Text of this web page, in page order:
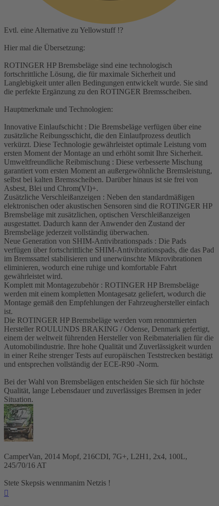
Evtl. eine Alternative zu Yellowstuff !?
Hier mal die Übersetzung:
ROTINGER HP Bremsbeläge sind eine technologisch
fortschrittliche Lösung, die für maximale Sicherheit und
Langlebigkeit unter allen Bedingungen entwickelt wurde. Sie sind
die perfekte Ergänzung zu den ROTINGER Bremsscheiben.
Hauptmerkmale und Technologien:
Innovative Einlaufschicht : Die Bremsbeläge verfügen über eine
zusätzliche Reibungsschicht, die den Einlaufprozess deutlich
verkürzt. Diese Technologie gewährleistet optimale Leistung vom
ersten Moment der Montage an und erhöht somit Ihre Sicherheit.
Umweltfreundliche Reibmischung : Diese verbesserte Mischung
garantiert vom ersten Moment an außergewöhnliche Bremsleistung,
selbst bei kalten Bremsscheiben. Darüber hinaus ist sie frei von
Asbest, Blei und Chrom(VI)+.
Zusätzliche Verschleißanzeigen : Neben den standardmäßigen
elektronischen oder akustischen Sensoren sind die ROTINGER HP
Bremsbeläge mit zusätzlichen, optischen Verschleißanzeigen
ausgestattet. Dadurch kann der Anwender den Zustand der
Bremsbeläge jederzeit vollständig überwachen.
Neue Generation von SHIM-Antivibrationspads : Die Pads
verfügen über fortschrittliche SHIM-Antivibrationspads, die das Pad
im Bremssattel stabilisieren und unerwünschte Mikrovibrationen
eliminieren, wodurch eine ruhige und komfortable Fahrt
gewährleistet wird.
Komplett mit Montagezubehör : ROTINGER HP Bremsbeläge
werden mit einem kompletten Montagesatz geliefert, wodurch die
Montage gemäß den Empfehlungen der Fahrzeughersteller einfach
ist.
Die ROTINGER HP Bremsbeläge werden vom renommierten
Hersteller ROULUNDS BRAKING / Odense, Denmark gefertigt,
einem der weltweit führenden Hersteller von Reibmaterialien für die
Automobilindustrie. Ihre hohe Qualität und Zuverlässigkeit wurden
in einer Reihe strenger Tests auf europäischen Teststrecken bestätigt
und entsprechen vollständig der ECE-R90 -Norm.
Bei der Wahl von Bremsbelägen entscheiden Sie sich für höchste
Qualität, lange Lebensdauer und zuverlässiges Bremsen in jeder
Situation.
CamperVan, 2014 Mopf, 216CDI, 7G+, L2H1, 2x4, 100L,
245/70/16 AT
Stete Skepsis wennmanim Netzis !